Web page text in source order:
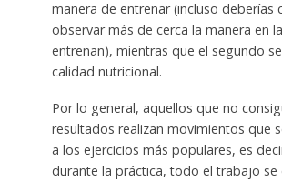
manera de entrenar (incluso deberías
observar más de cerca la manera en
entrenan), mientras que el segundo
calidad nutricional.
Por lo general, aquellos que no
resultados realizan movimientos que
a los ejercicios más populares, es
durante la práctica, todo el trabajo se